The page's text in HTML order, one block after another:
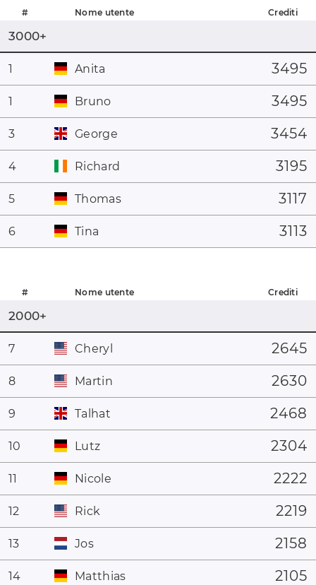
# Nome utente Crediti
3000+
1 Anita 3495
1 Bruno 3495
3 George 3454
4 Richard 3195
5 Thomas 3117
6 Tina 3113
# Nome utente Crediti
2000+
7 Cheryl 2645
8 Martin 2630
9 Talhat 2468
10 Lutz 2304
11 Nicole 2222
12 Rick 2219
13 Jos 2158
14 Matthias 2105